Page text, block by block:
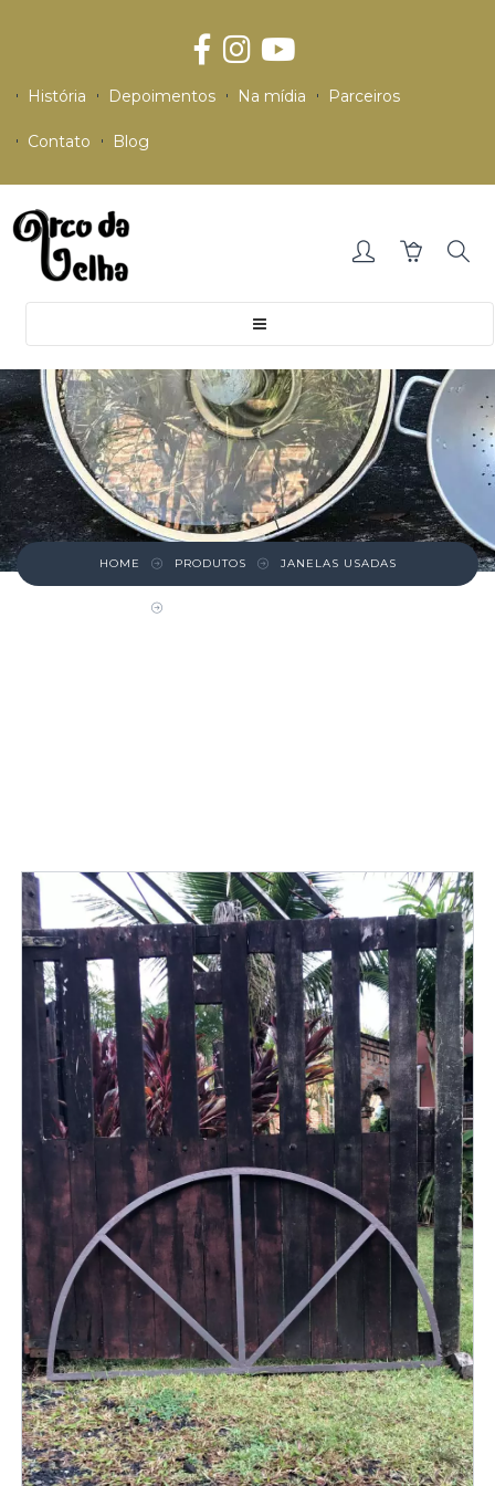
História Depoimentos Na mídia Parceiros
Contato Blog
HOME PRODUTOS JANELAS USADAS